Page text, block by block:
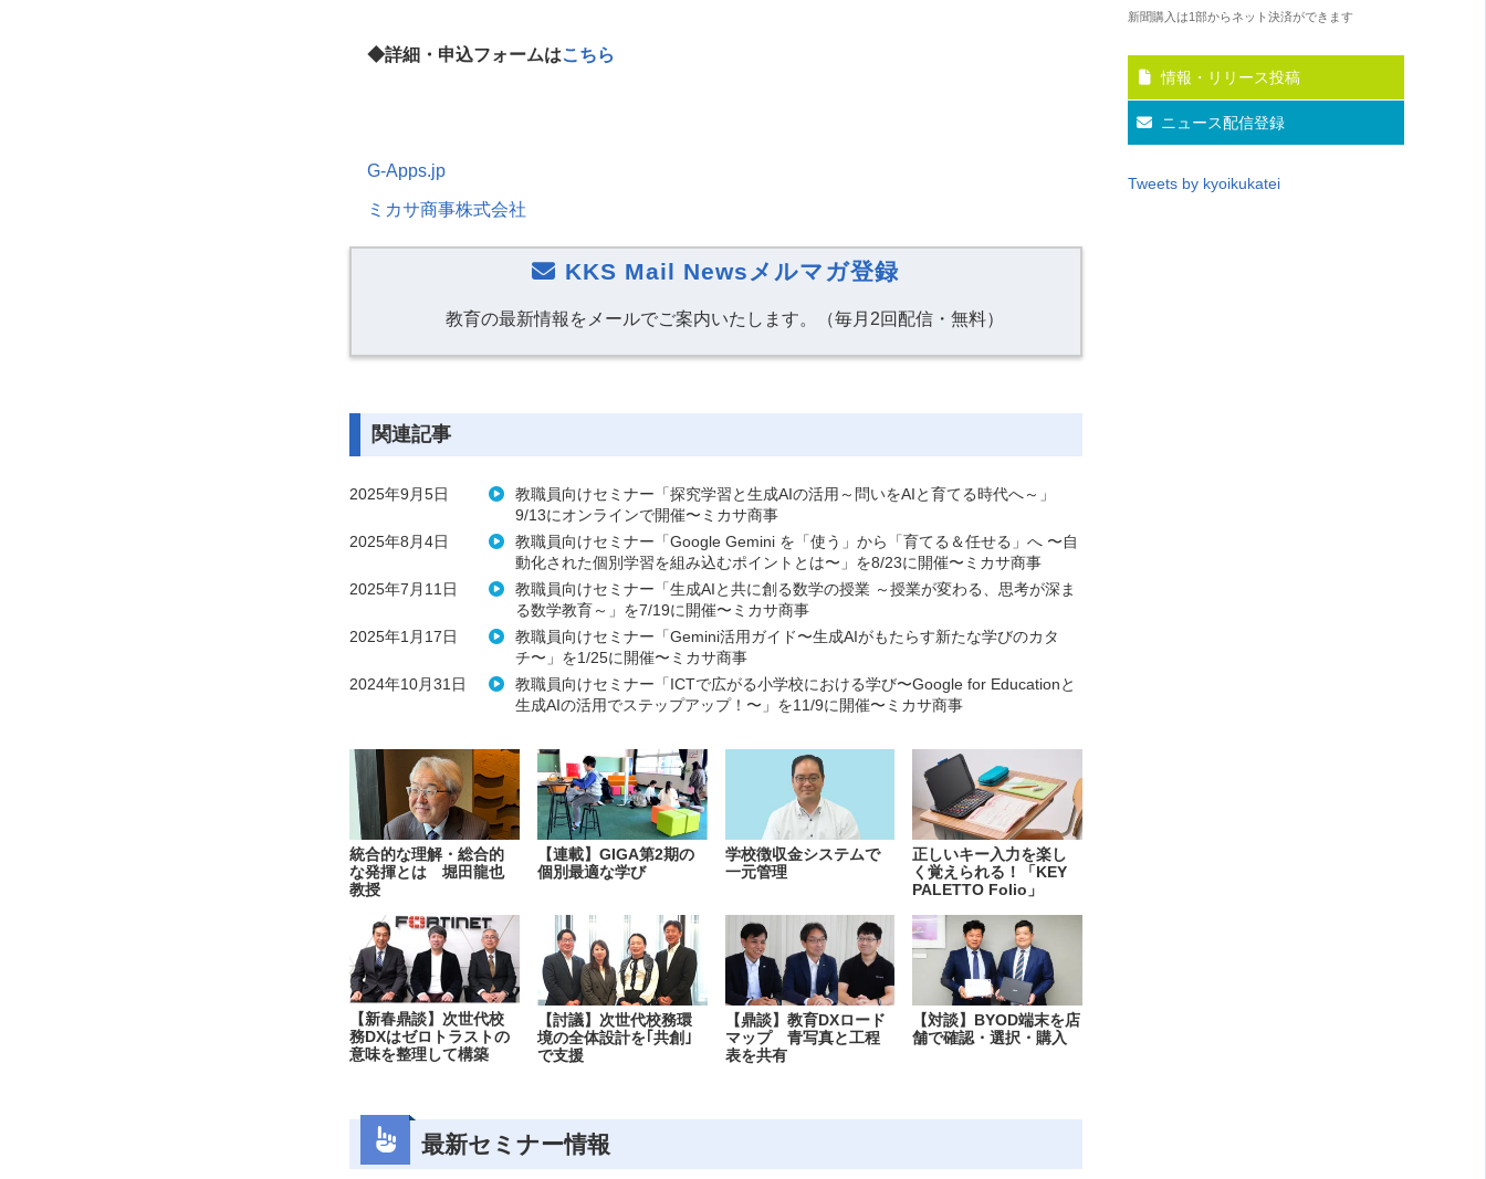
◆詳細・申込フォームはこちら
G-Apps.jp
ミカサ商事株式会社
KKS Mail Newsメルマガ登録
教育の最新情報をメールでご案内いたします。（毎月2回配信・無料）
関連記事
2025年9月5日
教職員向けセミナー「探究学習と生成AIの活用～問いをAIと育てる時代へ～」
9/13にオンラインで開催〜ミカサ商事
2025年8月4日
教職員向けセミナー「Google Gemini を「使う」から「育てる＆任せる」へ 〜自
動化された個別学習を組み込むポイントとは〜」を8/23に開催〜ミカサ商事
2025年7月11日
教職員向けセミナー「生成AIと共に創る数学の授業 ～授業が変わる、思考が深ま
る数学教育～」を7/19に開催〜ミカサ商事
2025年1月17日
教職員向けセミナー「Gemini活用ガイド〜生成AIがもたらす新たな学びのカタ
チ〜」を1/25に開催〜ミカサ商事
2024年10月31日
教職員向けセミナー「ICTで広がる小学校における学び〜Google for Educationと
生成AIの活用でステップアップ！〜」を11/9に開催〜ミカサ商事
統合的な理解・総合的
な発揮とは 堀田龍也
教授
【連載】GIGA第2期の
個別最適な学び
学校徴収金システムで
一元管理
正しいキー入力を楽し
く覚えられる！「KEY
PALETTO Folio」
【新春鼎談】次世代校
務DXはゼロトラストの
意味を整理して構築
【討議】次世代校務環
境の全体設計を｢共創｣
で支援
【鼎談】教育DXロード
マップ 青写真と工程
表を共有
【対談】BYOD端末を店
舗で確認・選択・購入
最新セミナー情報
新聞購入は1部からネット決済ができます
情報・リリース投稿
ニュース配信登録
Tweets by kyoikukatei